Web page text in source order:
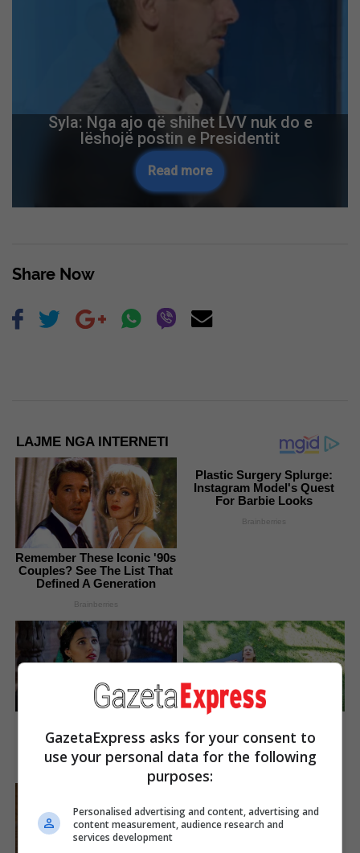
Syla: Nga ajo që shihet LVV nuk do e
lëshojë postin e Presidentit
Read more
Share Now
LAJME NGA INTERNETI
Remember These Iconic '90s
Couples? See The List That
Defined A Generation
Brainberries
Plastic Surgery Splurge:
Instagram Model's Quest
For Barbie Looks
Brainberries
Live-Action Version Do You
Prefer?
Brainberries
Out Of Hollywood
Brainberries
Control Quickly
GazetaExpress asks for your consent to
use your personal data for the following
purposes:
Personalised advertising and content, advertising and
content measurement, audience research and
services development